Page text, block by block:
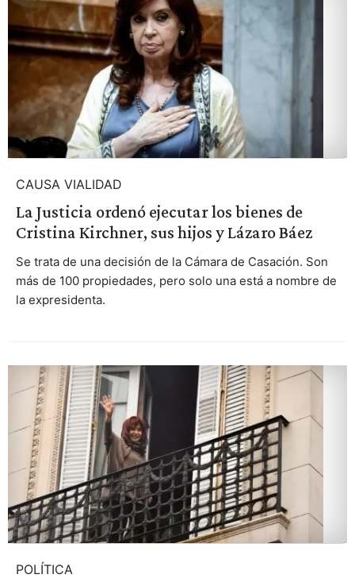
CAUSA VIALIDAD
La Justicia ordenó ejecutar los bienes de
Cristina Kirchner, sus hijos y Lázaro Báez
Se trata de una decisión de la Cámara de Casación. Son
más de 100 propiedades, pero solo una está a nombre de
la expresidenta.
POLÍTICA